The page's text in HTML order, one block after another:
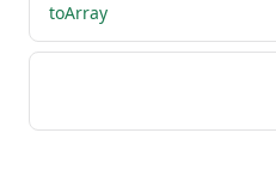
toArray